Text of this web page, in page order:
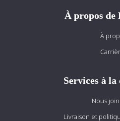
À propos de
À
Services à
Nous
Livraison et